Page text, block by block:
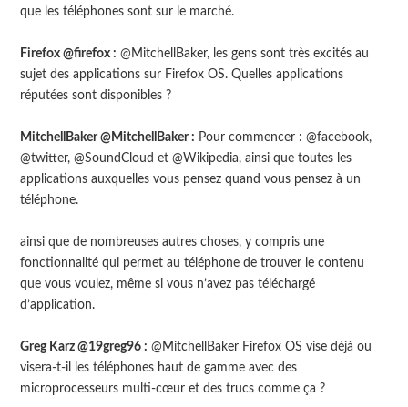
que les téléphones sont sur le marché.
Firefox @firefox : @MitchellBaker, les gens sont très excités au
sujet des applications sur Firefox OS. Quelles applications
réputées sont disponibles ?
MitchellBaker @MitchellBaker : Pour commencer : @facebook,
@twitter, @SoundCloud et @Wikipedia, ainsi que toutes les
applications auxquelles vous pensez quand vous pensez à un
téléphone.
ainsi que de nombreuses autres choses, y compris une
fonctionnalité qui permet au téléphone de trouver le contenu
que vous voulez, même si vous n’avez pas téléchargé
d’application.
Greg Karz @19greg96 : @MitchellBaker Firefox OS vise déjà ou
visera-t-il les téléphones haut de gamme avec des
microprocesseurs multi-cœur et des trucs comme ça ?